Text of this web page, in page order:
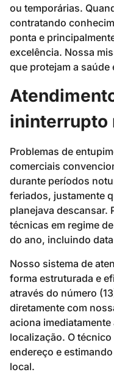
ou temporárias.
contratando
ponta e
excelência. Nossa
que protejam a
ininterrupto
Problemas de
comerciais
durante períodos
feriados, justamente
planejava descansar.
técnicas em regime
do ano, incluindo
Nosso sistema de
forma estruturada e
através do número
diretamente com
aciona
localização. O
endereço e
local.